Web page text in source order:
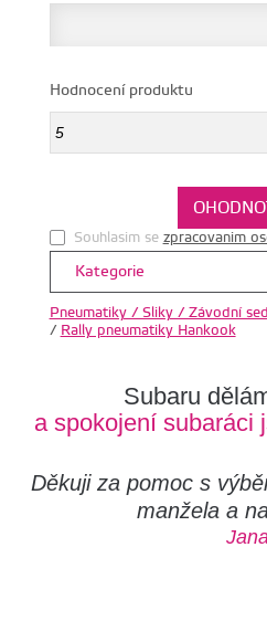
Hodnocení produktu
Souhlasim se zpracovanim
Kategorie
Pneumatiky / Sliky / Závodní
/ Rally pneumatiky Hankook
Subaru
a spokojení subaráci
Děkuji za pomoc s
manžela a